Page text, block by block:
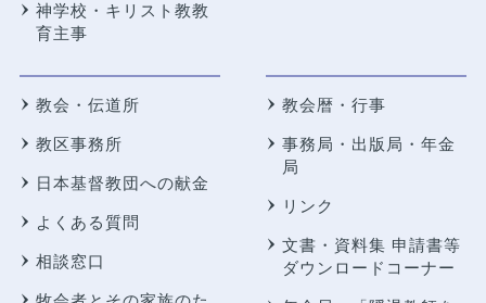
神学校・キリスト教教
育主事
教会・伝道所
教区事務所
日本基督教団への献金
よくある質問
相談窓口
教会暦・行事
事務局・出版局・年金
局
リンク
文書・資料集 申請書等
ダウンロードコーナー